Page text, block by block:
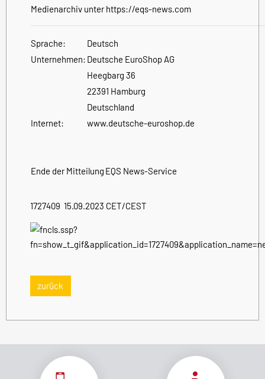
Medienarchiv unter https://eqs-news.com
Sprache:
Deutsch
Unternehmen: Deutsche EuroShop AG
Heegbarg 36
22391 Hamburg
Deutschland
Internet:
www.deutsche-euroshop.de
Ende der Mitteilung EQS News-Service
1727409 15.09.2023 CET/CEST
zurück